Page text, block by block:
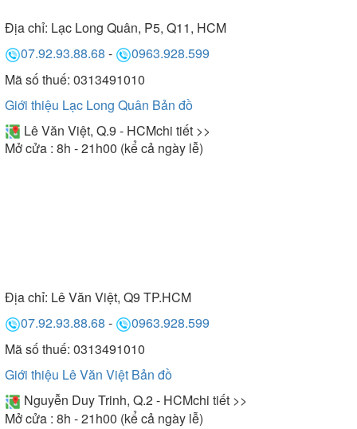
Địa chỉ: Lạc Long Quân, P5, Q11, HCM
07.92.93.88.68 -
0963.928.599
Mã số thuế: 0313491010
Giới thiệu Lạc Long Quân Bản đồ
Lê Văn Việt, Q.9 - HCMchi tiết >>
Mở cửa : 8h - 21h00 (kể cả ngày lễ)
Địa chỉ: Lê Văn Việt, Q9 TP.HCM
07.92.93.88.68 -
0963.928.599
Mã số thuế: 0313491010
Giới thiệu Lê Văn Việt Bản đồ
Nguyễn Duy Trinh, Q.2 - HCMchi tiết >>
Mở cửa : 8h - 21h00 (kể cả ngày lễ)